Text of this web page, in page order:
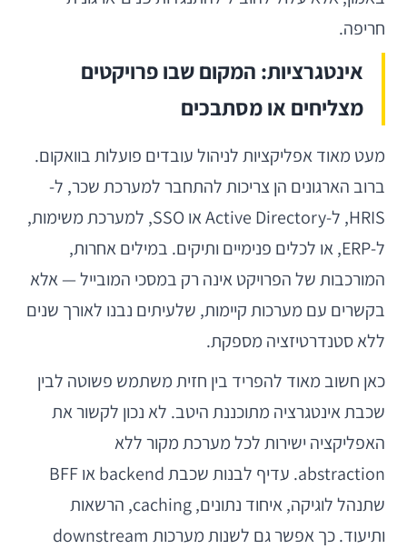
חריפה.
אינטגרציות: המקום שבו פרויקטים
מצליחים או מסתבכים
מעט מאוד אפליקציות לניהול עובדים פועלות בוואקום.
ברוב הארגונים הן צריכות להתחבר למערכת שכר, ל-
HRIS, ל-Active Directory או SSO, למערכת משימות,
ל-ERP, או לכלים פנימיים ותיקים. במילים אחרות,
המורכבות של הפרויקט אינה רק במסכי המובייל — אלא
בקשרים עם מערכות קיימות, שלעיתים נבנו לאורך שנים
ללא סטנדרטיזציה מספקת.
כאן חשוב מאוד להפריד בין חזית משתמש פשוטה לבין
שכבת אינטגרציה מתוכננת היטב. לא נכון לקשור את
האפליקציה ישירות לכל מערכת מקור ללא
abstraction. עדיף לבנות שכבת backend או BFF
שתנהל לוגיקה, איחוד נתונים, caching, הרשאות
ותיעוד. כך אפשר גם לשנות מערכות downstream